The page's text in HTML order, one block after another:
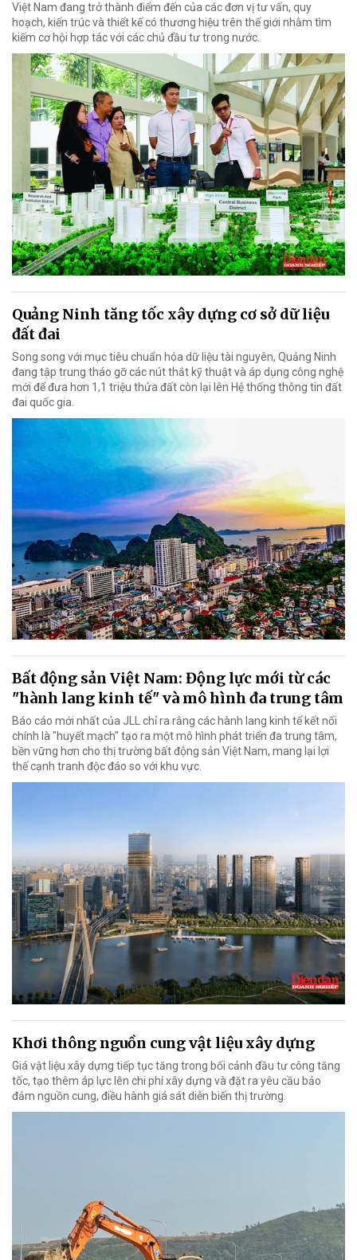
Việt Nam đang trở thành điểm đến của các đơn vị tư vấn, quy
hoạch, kiến trúc và thiết kế có thương hiệu trên thế giới nhằm tìm
kiếm cơ hội hợp tác với các chủ đầu tư trong nước.
Quảng Ninh tăng tốc xây dựng cơ sở dữ liệu
đất đai
Song song với mục tiêu chuẩn hóa dữ liệu tài nguyên, Quảng Ninh
đang tập trung tháo gỡ các nút thắt kỹ thuật và áp dụng công nghệ
mới để đưa hơn 1,1 triệu thửa đất còn lại lên Hệ thống thông tin đất
đai quốc gia.
Bất động sản Việt Nam: Động lực mới từ các
"hành lang kinh tế" và mô hình đa trung tâm
Báo cáo mới nhất của JLL chỉ ra rằng các hành lang kinh tế kết nối
chính là "huyết mạch" tạo ra một mô hình phát triển đa trung tâm,
bền vững hơn cho thị trường bất động sản Việt Nam, mang lại lợi
thế cạnh tranh độc đáo so với khu vực.
Khơi thông nguồn cung vật liệu xây dựng
Giá vật liệu xây dựng tiếp tục tăng trong bối cảnh đầu tư công tăng
tốc, tạo thêm áp lực lên chi phí xây dựng và đặt ra yêu cầu bảo
đảm nguồn cung, điều hành giá sát diễn biến thị trường.